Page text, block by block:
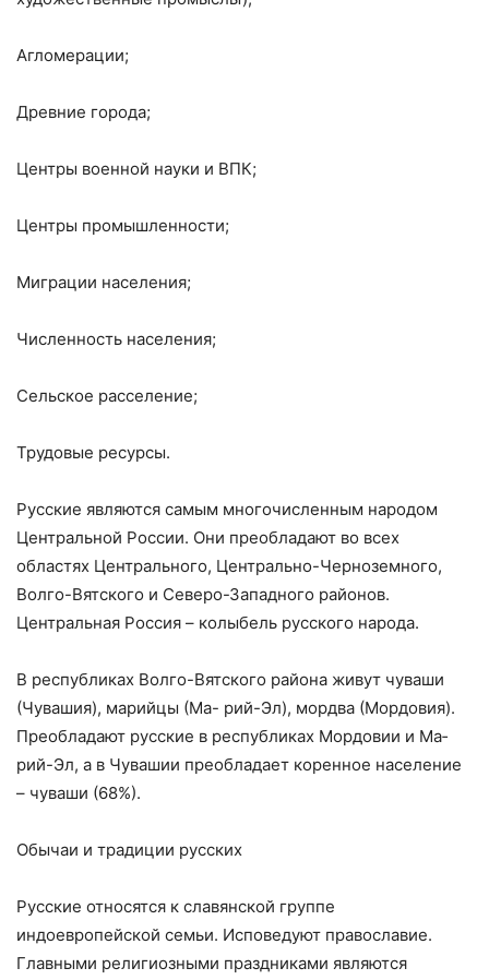
Агломерации;
Древние города;
Центры военной науки и ВПК;
Центры промышленности;
Миграции населения;
Численность населения;
Сельское расселение;
Трудовые ресурсы.
Русские являются самым многочисленным народом
Центральной России. Они пре­обладают во всех
областях Центрального, Центрально-Черноземного,
Волго-Вятского и Северо-Западного районов.
Центральная Россия – колыбель русского народа.
В республиках Волго-Вятского района живут чуваши
(Чувашия), марийцы (Ма- рий-Эл), мордва (Мордовия).
Преобладают русские в республиках Мордовии и Ма­
рий-Эл, а в Чувашии преобладает коренное население
– чуваши (68%).
Обычаи и традиции русских
Русские относятся к славянской группе
индоевропейской семьи. Исповедуют православие.
Главными религиозными праздниками являются